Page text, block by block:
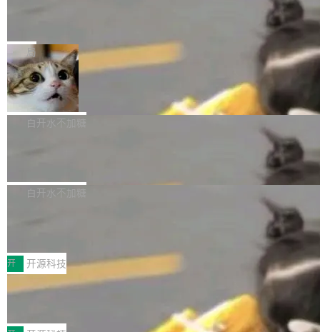
是把这段空隙补上。 回退到任何一次编辑：Delt
aDB 捕获 commit 之间的每一次操作，...
微软同期总资本开支的四成。 与亚马逊、Alpha
bet、微软以及 Meta 等传统科技巨头相比，Spa
ceXAI的资金消耗速度尤为引人瞩目。然而，支
撑庞大支出的资金来源却呈现出截然不同的面
貌。数据显示，微软和 Meta 主要依托充沛的经
一个在终端里运行的编程 agent；Muse Spark
1.2，驱动这个 agent 的新模型。一句话概括：
你可以用 curl -fsSL https://dev.meta.ai/install.
sh | bash 安装一个能在大项目里自动规划、写
代码、验证结果的 AI 终端工具。 据介绍，Muse
个主 agent 循环，外加一组后台 agent。这些后
局
美团开源 LoHoSearch，用知识图谱校
准 AI 能力认知
机器出题的前提，是让机器拥有全局视野。整个
构建流程可以分为四个环节：建图 → 控制难度
白开水不加糖
库，并将作为transport接入Mooncake TENT。
MPComm将作为一种传输引擎接入Mooncake T
ENT，实现零拷贝传输性能提升30%、非零拷贝
传输性能最高提升5倍。UCL-MPComm底层基
于自研UCL-Engine通信引擎，后续腾讯网平将
持续开源更多基于UCL-Engine的高性能通信组
白开水不加糖
型案例入选名单》，深信服“面向企业研发场景的
开源 AI 编程平台 CoStrict 应用”凭借卓越的技术
创新与落地成效成功入选。 全链路私有化部署，
助力企业AI研发安全落地 当前，越来越多企业已
经开始引入 AI Coding 工具，通过调用公有云模
开 开源科技
深信服AI算力网关入选工信部人工智能
前不久，工业和信息化部正式发布《2025年人工